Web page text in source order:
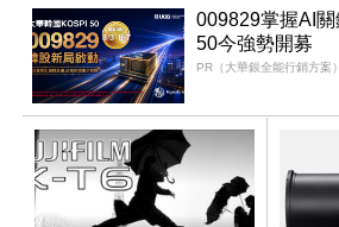
009829掌握AI關
50今強勢開募
PR（大華銀全能行銷方案）